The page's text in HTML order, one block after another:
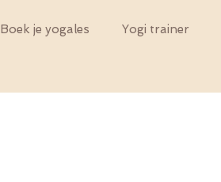
Boek je yogales Yogi trainer